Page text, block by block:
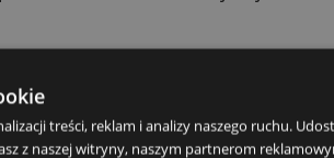
każdego produktu
finansowe, z którymi
by wspomnieć o nich na